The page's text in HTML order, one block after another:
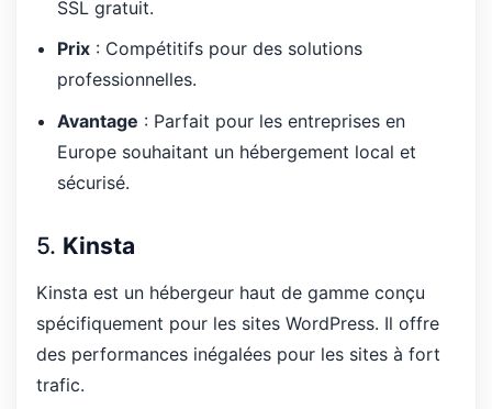
SSL gratuit.
Prix : Compétitifs pour des solutions
professionnelles.
Avantage : Parfait pour les entreprises en
Europe souhaitant un hébergement local et
sécurisé.
5. Kinsta
Kinsta est un hébergeur haut de gamme conçu
spécifiquement pour les sites WordPress. Il offre
des performances inégalées pour les sites à fort
trafic.